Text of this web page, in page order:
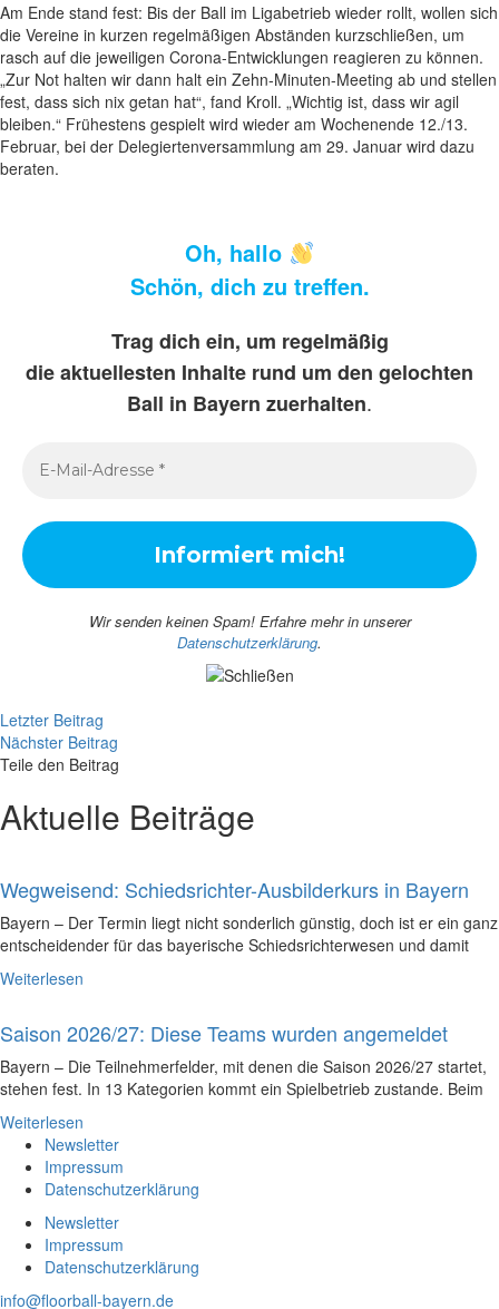
Am Ende stand fest: Bis der Ball im Ligabetrieb wieder rollt, wollen sich
die Vereine in kurzen regelmäßigen Abständen kurzschließen, um
rasch auf die jeweiligen Corona-Entwicklungen reagieren zu können.
„Zur Not halten wir dann halt ein Zehn-Minuten-Meeting ab und stellen
fest, dass sich nix getan hat“, fand Kroll. „Wichtig ist, dass wir agil
bleiben.“ Frühestens gespielt wird wieder am Wochenende 12./13.
Februar, bei der Delegiertenversammlung am 29. Januar wird dazu
beraten.
Oh, hallo
Schön, dich zu treffen.
Trag dich ein, um regelmäßig
die aktuellesten Inhalte rund um den gelochten
Ball in Bayern zuerhalten.
Wir senden keinen Spam! Erfahre mehr in unserer
Datenschutzerklärung.
Letzter Beitrag
Nächster Beitrag
Teile den Beitrag
Aktuelle Beiträge
Wegweisend: Schiedsrichter-Ausbilderkurs in Bayern
Bayern – Der Termin liegt nicht sonderlich günstig, doch ist er ein ganz
entscheidender für das bayerische Schiedsrichterwesen und damit
Weiterlesen
Saison 2026/27: Diese Teams wurden angemeldet
Bayern – Die Teilnehmerfelder, mit denen die Saison 2026/27 startet,
stehen fest. In 13 Kategorien kommt ein Spielbetrieb zustande. Beim
Weiterlesen
Newsletter
Impressum
Datenschutzerklärung
Newsletter
Impressum
Datenschutzerklärung
info@floorball-bayern.de